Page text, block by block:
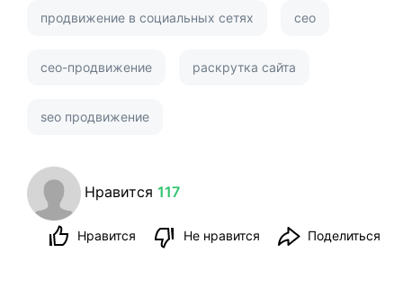
продвижение в социальных сетях сео
сео-продвижение раскрутка сайта
seo продвижение
Нравится 117
Нравится Не нравится Поделиться